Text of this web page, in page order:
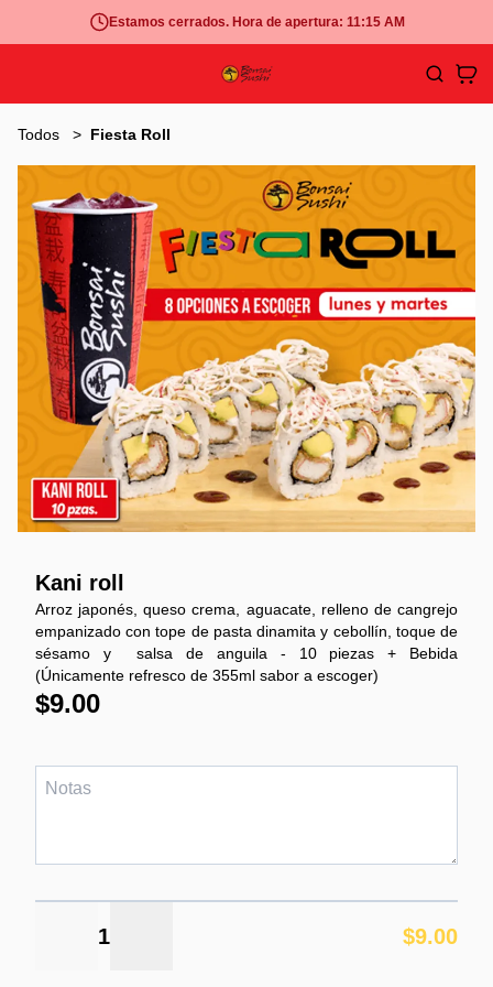
Estamos cerrados. Hora de apertura: 11:15 AM
Todos Fiesta Roll
Kani roll
Arroz japonés, queso crema, aguacate, relleno de cangrejo
empanizado con tope de pasta dinamita y cebollín, toque de
sésamo y salsa de anguila - 10 piezas + Bebida
(Únicamente refresco de 355ml sabor a escoger)
$9.00
1 $9.00